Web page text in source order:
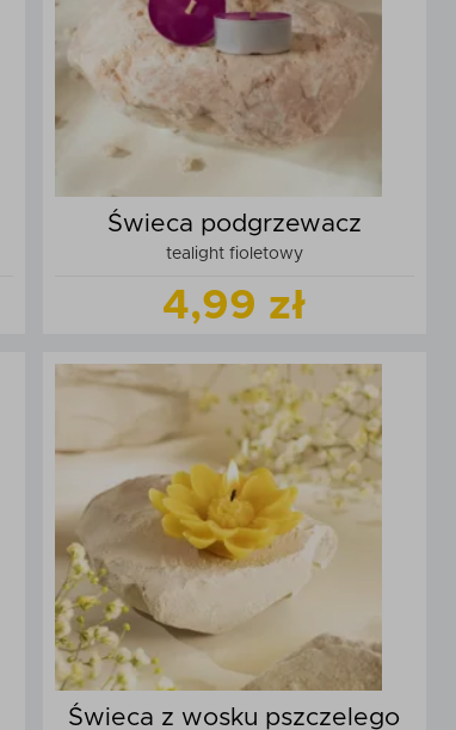
Świeca podgrzewacz
tealight fioletowy
4,99 zł
Zobaczprodukt
Dodaj do koszyka
Świeca z wosku pszczelego